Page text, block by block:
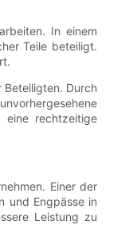
In einem
Teile beteiligt.
Beteiligten. Durch
eine rechtzeitige
Einer der
und Engpässe in
Leistung zu